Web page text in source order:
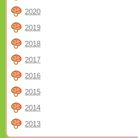
2020
2019
2018
2017
2016
2015
2014
2013